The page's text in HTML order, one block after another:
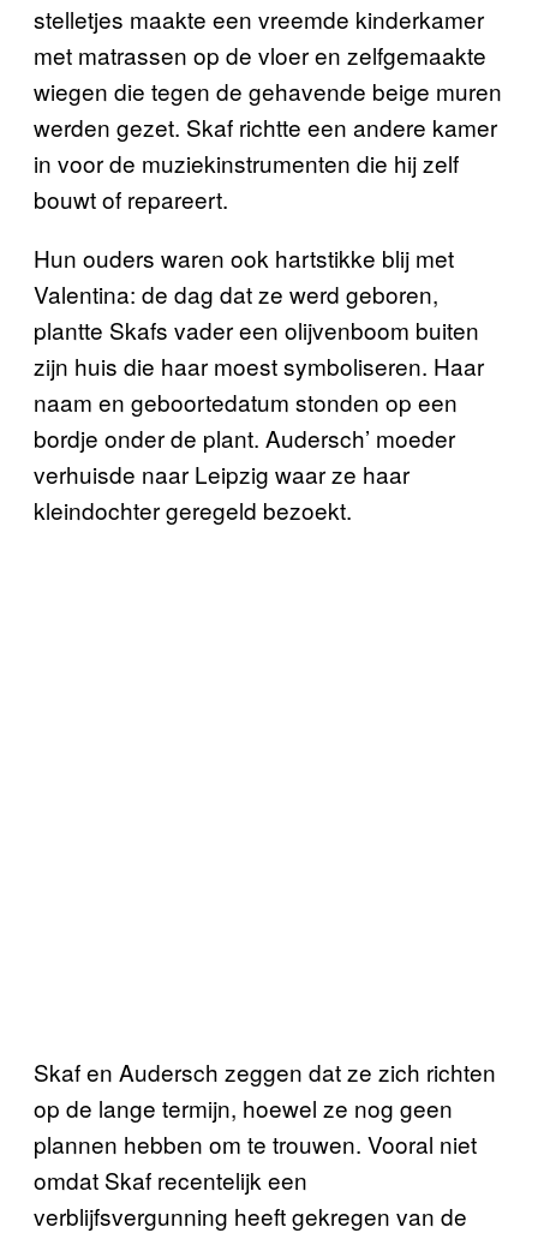
stelletjes maakte een vreemde kinderkamer
met matrassen op de vloer en zelfgemaakte
wiegen die tegen de gehavende beige muren
werden gezet. Skaf richtte een andere kamer
in voor de muziekinstrumenten die hij zelf
bouwt of repareert.
Hun ouders waren ook hartstikke blij met
Valentina: de dag dat ze werd geboren,
plantte Skafs vader een olijvenboom buiten
zijn huis die haar moest symboliseren. Haar
naam en geboortedatum stonden op een
bordje onder de plant. Audersch’ moeder
verhuisde naar Leipzig waar ze haar
kleindochter geregeld bezoekt.
Skaf en Audersch zeggen dat ze zich richten
op de lange termijn, hoewel ze nog geen
plannen hebben om te trouwen. Vooral niet
omdat Skaf recentelijk een
verblijfsvergunning heeft gekregen van de